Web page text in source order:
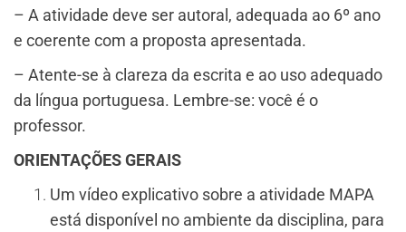
– A atividade deve ser autoral, adequada ao 6º ano
e coerente com a proposta apresentada.
– Atente-se à clareza da escrita e ao uso adequado
da língua portuguesa. Lembre-se: você é o
professor.
ORIENTAÇÕES GERAIS
Um vídeo explicativo sobre a atividade MAPA
está disponível no ambiente da disciplina, para